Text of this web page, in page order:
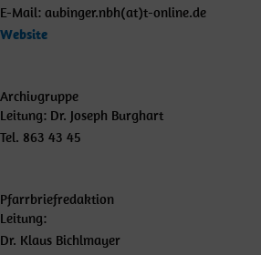
E-Mail: aubinger.nbh(at)t-online.de
Website
Archivgruppe
Leitung: Dr. Joseph Burghart
Tel. 863 43 45
Pfarrbriefredaktion
Leitung:
Dr. Klaus Bichlmayer